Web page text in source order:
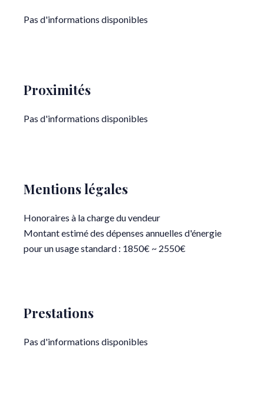
Pas d'informations disponibles
Proximités
Pas d'informations disponibles
Mentions légales
Honoraires à la charge du vendeur
Montant estimé des dépenses annuelles d'énergie
pour un usage standard : 1850€ ~ 2550€
Prestations
Pas d'informations disponibles